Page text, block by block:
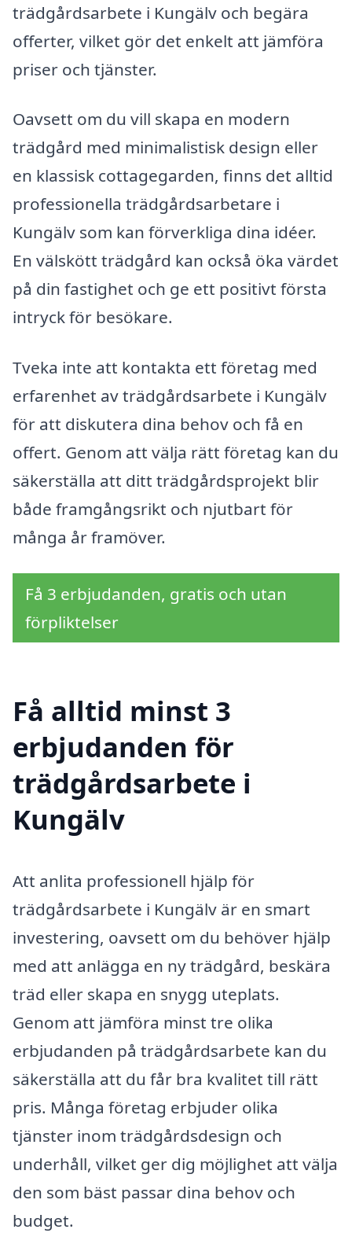
trädgårdsarbete i Kungälv och begära
offerter, vilket gör det enkelt att jämföra
priser och tjänster.
Oavsett om du vill skapa en modern
trädgård med minimalistisk design eller
en klassisk cottagegarden, finns det alltid
professionella trädgårdsarbetare i
Kungälv som kan förverkliga dina idéer.
En välskött trädgård kan också öka värdet
på din fastighet och ge ett positivt första
intryck för besökare.
Tveka inte att kontakta ett företag med
erfarenhet av trädgårdsarbete i Kungälv
för att diskutera dina behov och få en
offert. Genom att välja rätt företag kan du
säkerställa att ditt trädgårdsprojekt blir
både framgångsrikt och njutbart för
många år framöver.
Få 3 erbjudanden, gratis och utan
förpliktelser
Få alltid minst 3
erbjudanden för
trädgårdsarbete i
Kungälv
Att anlita professionell hjälp för
trädgårdsarbete i Kungälv är en smart
investering, oavsett om du behöver hjälp
med att anlägga en ny trädgård, beskära
träd eller skapa en snygg uteplats.
Genom att jämföra minst tre olika
erbjudanden på trädgårdsarbete kan du
säkerställa att du får bra kvalitet till rätt
pris. Många företag erbjuder olika
tjänster inom trädgårdsdesign och
underhåll, vilket ger dig möjlighet att välja
den som bäst passar dina behov och
budget.